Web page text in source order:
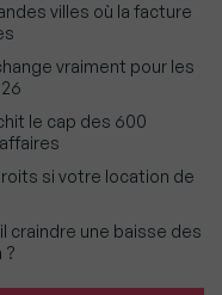
villes où la facture
vraiment pour les
le cap des 600
si votre location de
craindre une baisse des
?